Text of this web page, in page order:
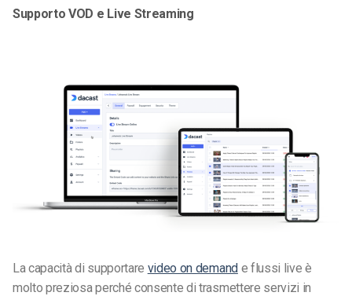
Supporto VOD e Live Streaming
La capacità di supportare video on demande flussi live è
molto preziosa perché consente di trasmettere servizi in